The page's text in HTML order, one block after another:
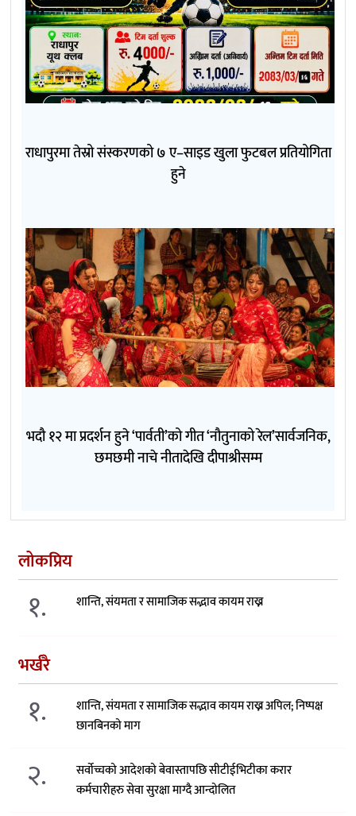
राधापुरमा तेस्रो संस्करणको ७ ए–साइड खुला फुटबल प्रतियोगिता
हुने
भदौ १२ मा प्रदर्शन हुने ‘पार्वती’को गीत ‘नौतुनाको रेल’सार्वजनिक,
छमछमी नाचे नीतादेखि दीपाश्रीसम्म
लोकप्रिय
१. शान्ति, संयमता र सामाजिक सद्भाव कायम राख्न
भर्खरै
१.
शान्ति, संयमता र सामाजिक सद्भाव कायम राख्न अपिल; निष्पक्ष
छानबिनको माग
२.
सर्वोच्चको आदेशको बेवास्तापछि सीटीईभिटीका करार
कर्मचारीहरु सेवा सुरक्षा माग्दै आन्दोलित